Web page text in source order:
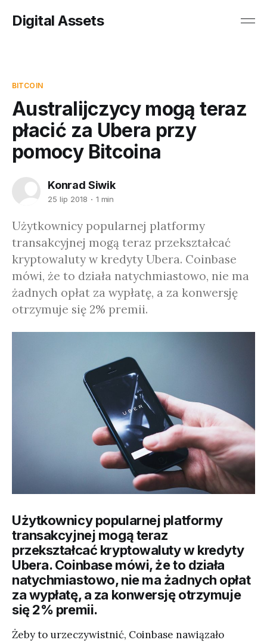
Digital Assets
BITCOIN
Australijczycy mogą teraz
płacić za Ubera przy
pomocy Bitcoina
Konrad Siwik
25 lip 2018 1 min
Użytkownicy popularnej platformy
transakcyjnej mogą teraz przekształcać
kryptowaluty w kredyty Ubera. Coinbase
mówi, że to działa natychmiastowo, nie ma
żadnych opłat za wypłatę, a za konwersję
otrzymuje się 2% premii.
Użytkownicy popularnej platformy
transakcyjnej mogą teraz
przekształcać kryptowaluty w kredyty
Ubera. Coinbase mówi, że to działa
natychmiastowo, nie ma żadnych opłat
za wypłatę, a za konwersję otrzymuje
się 2% premii.
Żeby to urzeczywistnić, Coinbase nawiązało